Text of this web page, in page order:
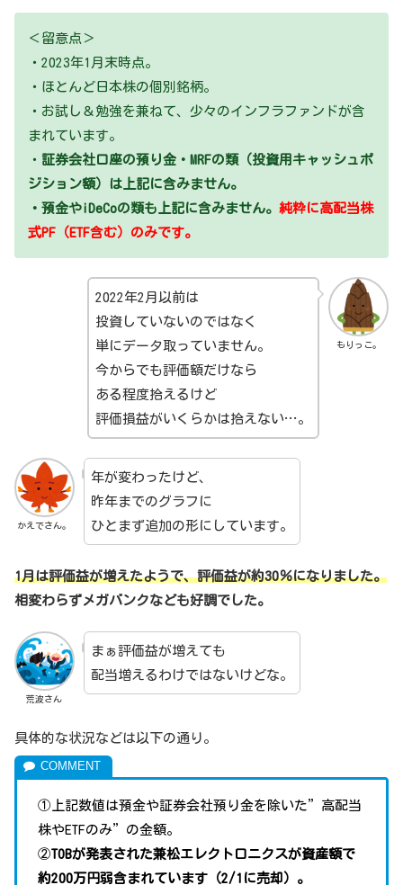
＜留意点＞
・2023年1月末時点。
・ほとんど日本株の個別銘柄。
・お試し＆勉強を兼ねて、少々のインフラファンドが含
まれています。
・ 証券会社口座の預り金・MRFの類（投資用キャッシュポ
ジション額）は上記に含みません。
・預金やiDeCoの類も上記に含みません。 純粋に高配当株
式PF（ETF含む）のみです。
もりっこ。
2022年2月以前は
投資していないのではなく
単にデータ取っていません。
今からでも評価額だけなら
ある程度拾えるけど
評価損益がいくらかは拾えない…。
かえでさん。
年が変わったけど、
昨年までのグラフに
ひとまず追加の形にしています。
1月は評価益が増えたようで、評価益が約30％になりました。
相変わらずメガバンクなども好調でした。
荒波さん
まぁ評価益が増えても
配当増えるわけではないけどな。
具体的な状況などは以下の通り。
①上記数値は預金や証券会社預り金を除いた”高配当
株やETFのみ”の金額。
②TOBが発表された兼松エレクトロニクスが資産額で
約200万円弱含まれています（2/1に売却）。